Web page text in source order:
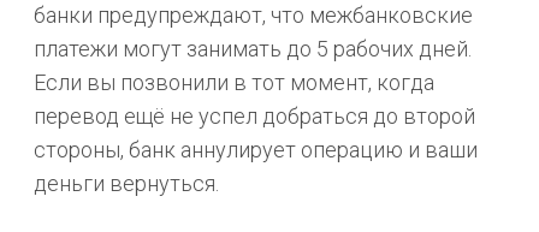
банки предупреждают, что межбанковские
платежи могут занимать до 5 рабочих дней.
Если вы позвонили в тот момент, когда
перевод ещё не успел добраться до второй
стороны, банк аннулирует операцию и ваши
деньги вернуться.